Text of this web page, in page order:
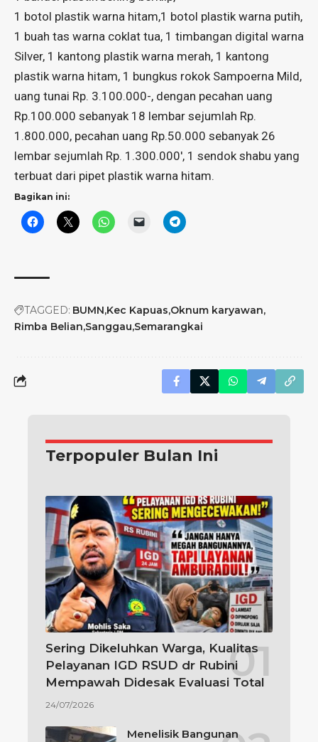
1 botol plastik warna hitam,1 botol plastik warna putih,
1 buah tas warna coklat tua, 1 timbangan digital warna
Silver, 1 kantong plastik warna merah, 1 kantong
plastik warna hitam, 1 bungkus rokok Sampoerna Mild,
uang tunai Rp. 3.100.000-, dengan pecahan uang
Rp.100.000 sebanyak 18 lembar sejumlah Rp.
1.800.000, pecahan uang Rp.50.000 sebanyak 26
lembar sejumlah Rp. 1.300.000′, 1 sendok shabu yang
terbuat dari pipet plastik warna hitam.
Bagikan ini:
TAGGED: BUMN Kec Kapuas Oknum karyawan
Rimba Belian Sanggau Semarangkai
Terpopuler Bulan Ini
Sering Dikeluhkan Warga, Kualitas
Pelayanan IGD RSUD dr Rubini
Mempawah Didesak Evaluasi Total
24/07/2026
Menelisik Bangunan